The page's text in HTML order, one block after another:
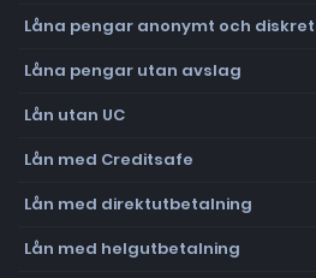
Låna pengar anonymt och diskret
Låna pengar utan avslag
Lån utan UC
Lån med Creditsafe
Lån med direktutbetalning
Lån med helgutbetalning